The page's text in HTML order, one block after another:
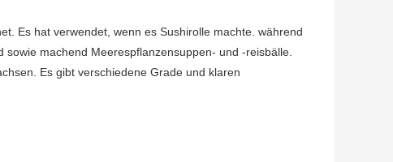
Es hat verwendet, wenn es Sushirolle machte. während
machend Meerespflanzensuppen- und -reisbälle.
Es gibt verschiedene Grade und klaren